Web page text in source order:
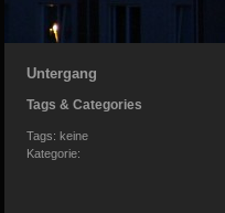
Untergang
Tags & Categories
Tags: keine
Kategorie: